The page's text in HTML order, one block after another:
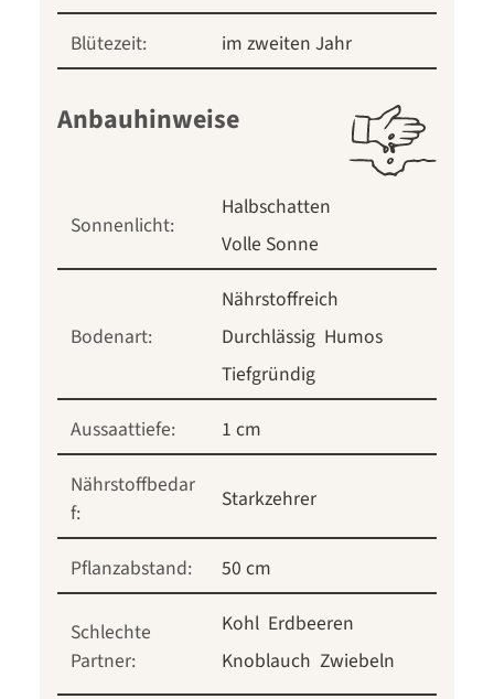
Blütezeit:
im zweiten Jahr
Anbauhinweise
Sonnenlicht:
Halbschatten
Volle Sonne
Bodenart:
Nährstoffreich
Durchlässig Humos
Tiefgründig
Aussaattiefe:
1 cm
Nährstoffbedar
f:
Starkzehrer
Pflanzabstand: 50 cm
Schlechte
Partner:
Kohl Erdbeeren
Knoblauch Zwiebeln